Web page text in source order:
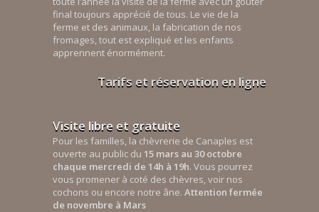
final toujours apprécié de tous. Le vie de la
ferme et des animaux, la fabrication de nos
fromages, tout est expliqué et les enfants
apprennent énormément.
Tarifs et réservation en ligne
Visite libre et gratuite
Pour les familles, la chèvrerie de Canaples est
ouverte au public du 15 mars au 30 octobre
chaque mercredi de 14h à 19h. Vous pourrez
vous promener à coté des chèvres, voir nos
cochons ou encore notre âne. Attention fermée
de novembre à Mars